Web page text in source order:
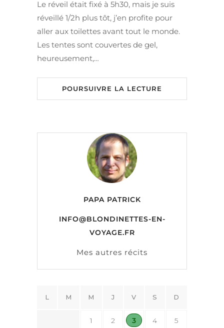
Le réveil était fixé à 5h30, mais je suis
réveillé 1/2h plus tôt, j’en profite pour
aller aux toilettes avant tout le monde.
Les tentes sont couvertes de gel,
heureusement,…
POURSUIVRE LA LECTURE
PAPA PATRICK
INFO@BLONDINETTES-EN-
VOYAGE.FR
Mes autres récits
L M M J V S D
1 2 3 4 5